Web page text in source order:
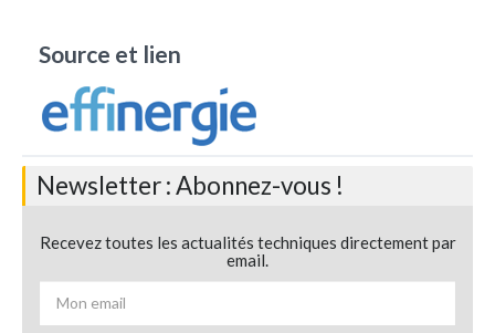
Source et lien
Newsletter : Abonnez-vous !
Recevez toutes les actualités techniques directement par
email.